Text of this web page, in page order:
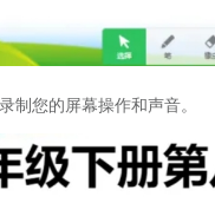
制您的屏幕操作和声音。